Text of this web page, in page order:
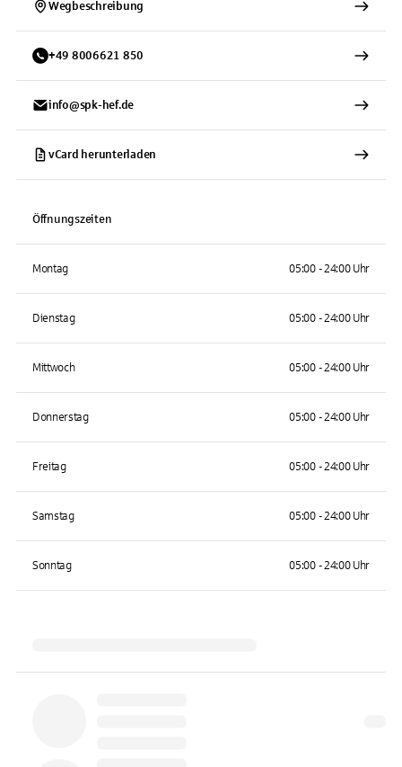
Wegbeschreibung
+49 8006621 850
info@spk-hef.de
vCard herunterladen
Öffnungszeiten
Montag 05:00 - 24:00 Uhr
Dienstag 05:00 - 24:00 Uhr
Mittwoch 05:00 - 24:00 Uhr
Donnerstag 05:00 - 24:00 Uhr
Freitag 05:00 - 24:00 Uhr
Samstag 05:00 - 24:00 Uhr
Sonntag 05:00 - 24:00 Uhr